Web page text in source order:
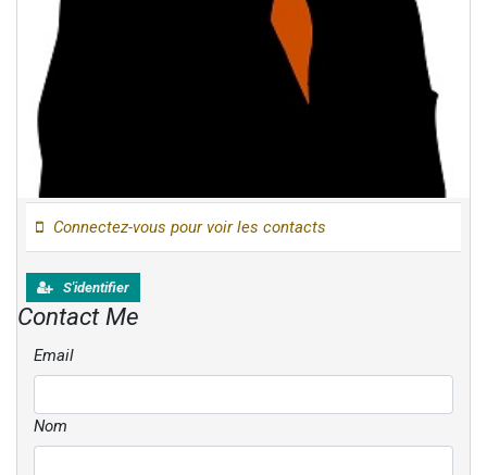
Connectez-vous pour voir les contacts
S'identifier
Contact Me
Email
Nom